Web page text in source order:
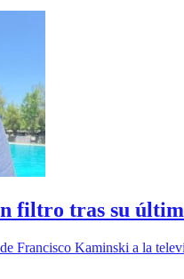
filtro tras su
Francisco Kaminski a la